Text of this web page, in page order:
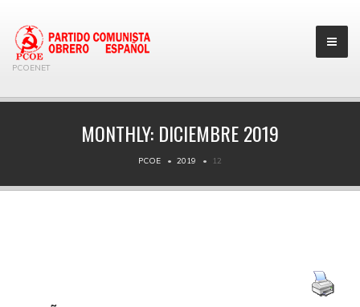
PCOENET
MONTHLY: DICIEMBRE 2019
PCOE 2019 12